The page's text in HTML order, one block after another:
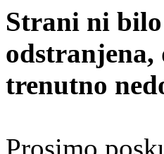
Strani ni
odstranjena,
trenutno